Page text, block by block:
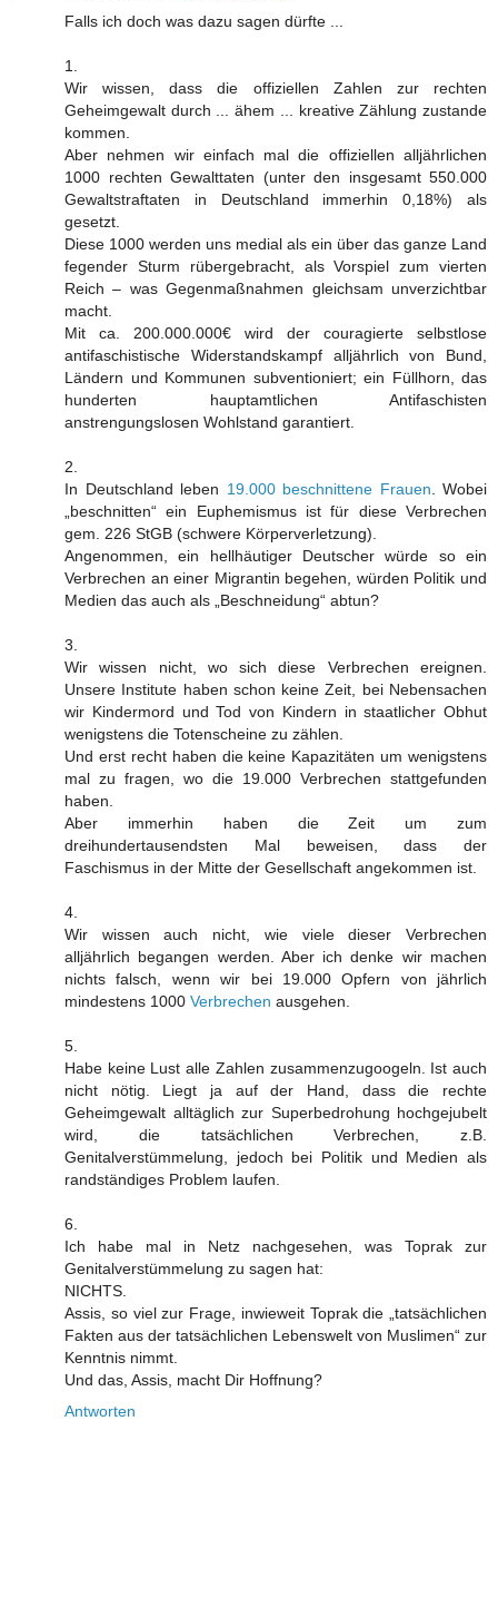
Falls ich doch was dazu sagen dürfte ...
1.
Wir wissen, dass die offiziellen Zahlen zur rechten
Geheimgewalt durch ... ähem ... kreative Zählung zustande
kommen.
Aber nehmen wir einfach mal die offiziellen alljährlichen
1000 rechten Gewalttaten (unter den insgesamt 550.000
Gewaltstraftaten in Deutschland immerhin 0,18%) als
gesetzt.
Diese 1000 werden uns medial als ein über das ganze Land
fegender Sturm rübergebracht, als Vorspiel zum vierten
Reich – was Gegenmaßnahmen gleichsam unverzichtbar
macht.
Mit ca. 200.000.000€ wird der couragierte selbstlose
antifaschistische Widerstandskampf alljährlich von Bund,
Ländern und Kommunen subventioniert; ein Füllhorn, das
hunderten hauptamtlichen Antifaschisten
anstrengungslosen Wohlstand garantiert.
2.
In Deutschland leben 19.000 beschnittene Frauen . Wobei
„beschnitten“ ein Euphemismus ist für diese Verbrechen
gem. 226 StGB (schwere Körperverletzung).
Angenommen, ein hellhäutiger Deutscher würde so ein
Verbrechen an einer Migrantin begehen, würden Politik und
Medien das auch als „Beschneidung“ abtun?
3.
Wir wissen nicht, wo sich diese Verbrechen ereignen.
Unsere Institute haben schon keine Zeit, bei Nebensachen
wir Kindermord und Tod von Kindern in staatlicher Obhut
wenigstens die Totenscheine zu zählen.
Und erst recht haben die keine Kapazitäten um wenigstens
mal zu fragen, wo die 19.000 Verbrechen stattgefunden
haben.
Aber immerhin haben die Zeit um zum
dreihundertausendsten Mal beweisen, dass der
Faschismus in der Mitte der Gesellschaft angekommen ist.
4.
Wir wissen auch nicht, wie viele dieser Verbrechen
alljährlich begangen werden. Aber ich denke wir machen
nichts falsch, wenn wir bei 19.000 Opfern von jährlich
mindestens 1000 Verbrechen ausgehen.
5.
Habe keine Lust alle Zahlen zusammenzugoogeln. Ist auch
nicht nötig. Liegt ja auf der Hand, dass die rechte
Geheimgewalt alltäglich zur Superbedrohung hochgejubelt
wird, die tatsächlichen Verbrechen, z.B.
Genitalverstümmelung, jedoch bei Politik und Medien als
randständiges Problem laufen.
6.
Ich habe mal in Netz nachgesehen, was Toprak zur
Genitalverstümmelung zu sagen hat:
NICHTS.
Assis, so viel zur Frage, inwieweit Toprak die „tatsächlichen
Fakten aus der tatsächlichen Lebenswelt von Muslimen“ zur
Kenntnis nimmt.
Und das, Assis, macht Dir Hoffnung?
Antworten